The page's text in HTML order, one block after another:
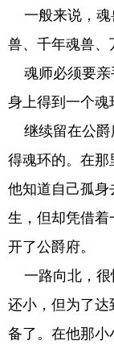
一般来说，魂
兽、千年魂兽、
魂师必须要亲
身上得到一个魂
继续留在公爵
得魂环的。在那
他知道自己孤身
生，但却凭借
开了公爵府。
一路向北，很
还小，但为了
备了。在他那小